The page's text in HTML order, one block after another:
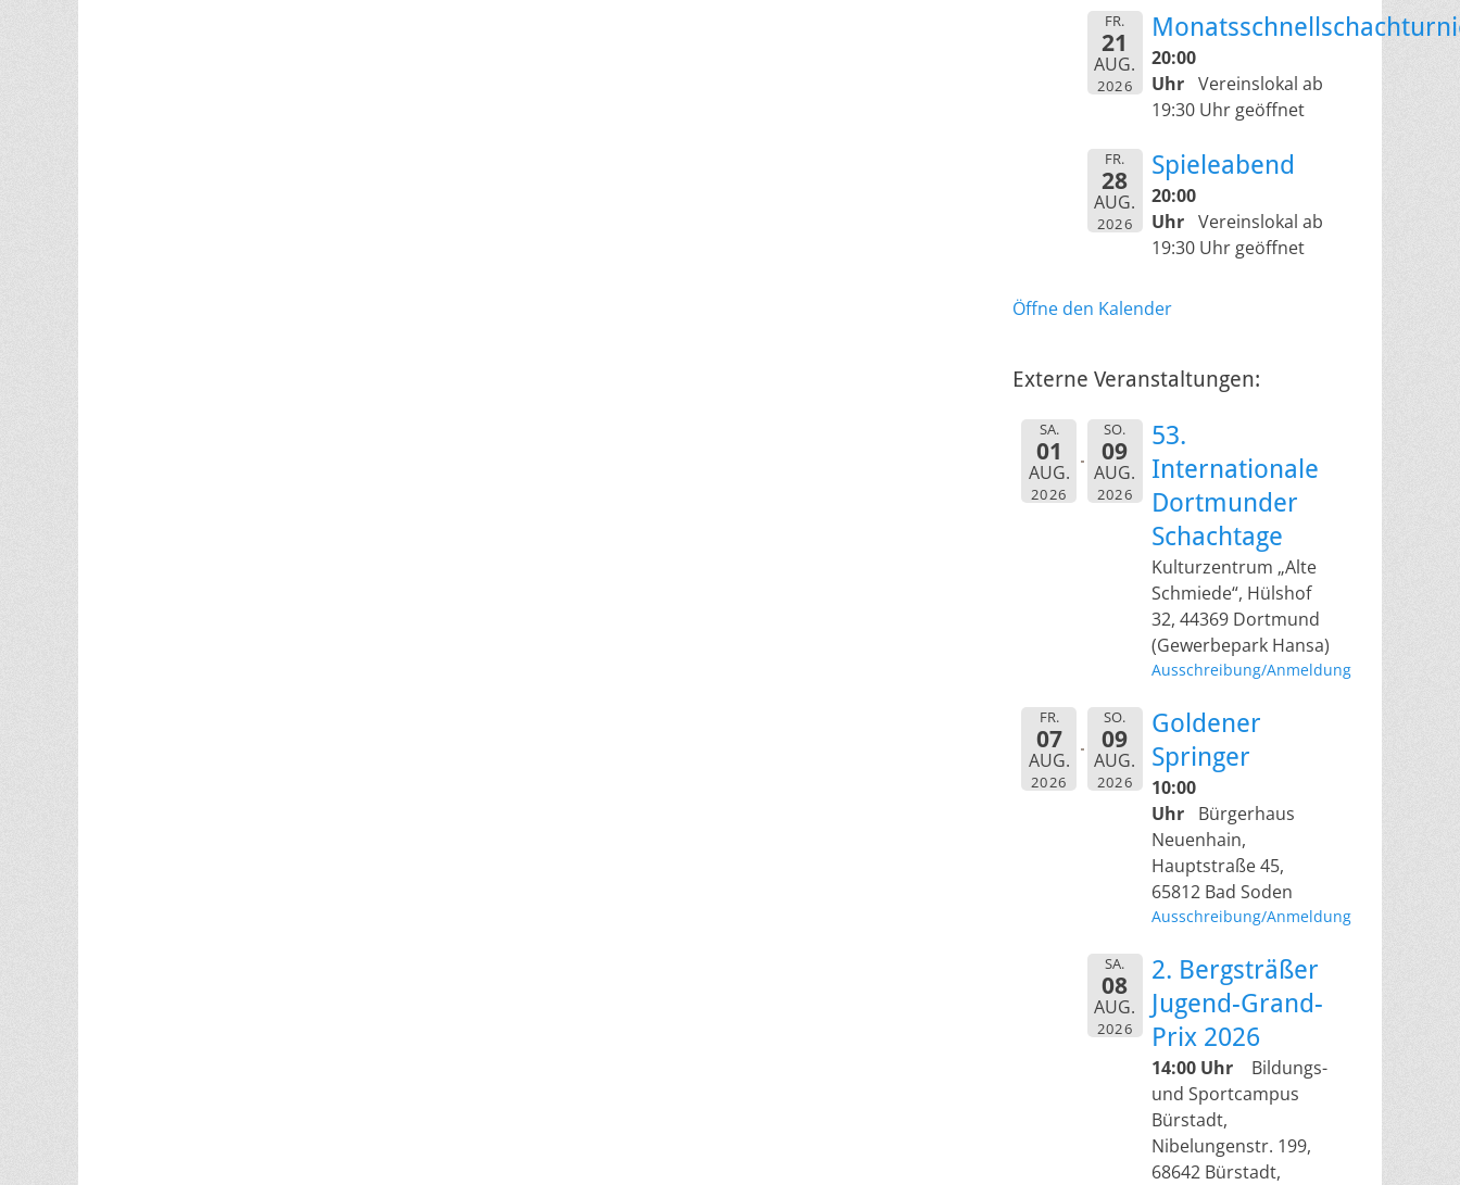
FR.
21
AUG.
2026
20:00
Uhr Vereinslokal ab
19:30 Uhr geöffnet
FR.
28
AUG.
2026
Spieleabend
20:00
Uhr Vereinslokal ab
19:30 Uhr geöffnet
Öffne den Kalender
Externe Veranstaltungen:
SA.
01
AUG.
2026
SO.
09
AUG.
2026
53.
Internationale
Dortmunder
Schachtage
Kulturzentrum „Alte
Schmiede“, Hülshof
32, 44369 Dortmund
(Gewerbepark Hansa)
Ausschreibung/Anmeldung
FR.
07
AUG.
2026
SO.
09
AUG.
2026
Goldener
Springer
10:00
Uhr
Bürgerhaus
Neuenhain,
Hauptstraße 45,
65812 Bad Soden
Ausschreibung/Anmeldung
SA.
08
AUG.
2026
2. Bergsträßer
Jugend-Grand-
Prix 2026
14:00 Uhr
Bildungs-
und Sportcampus
Bürstadt,
Nibelungenstr. 199,
68642 Bürstadt,